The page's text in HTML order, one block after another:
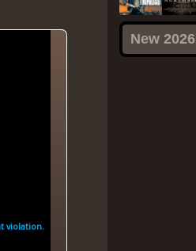
New 2026